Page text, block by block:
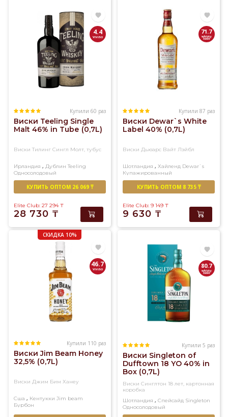
купажированного
превосходного
качества
4.4
Купили 60 раз
Виски Teeling Single
Malt 46% in Tubе (0,7L)
Виски Тилинг Сингл Молт, тубус
Ирландия , Дублин Teeling
Односолодовый
КУПИТЬ ОПТОМ 26 069 ₸
Elite Club: 27 294 ₸
28 730 ₸
71.7
Купили 87 раз
Виски Dewar`s White
Label 40% (0,7L)
Виски Дьюарс Вайт Лэйбл
Шотландия , Хайленд Dewar`s
Купажированный
КУПИТЬ ОПТОМ 8 735 ₸
Elite Club: 9 149 ₸
9 630 ₸
СКИДКА 10%
46.7
Купили 110 раз
Виски Jim Beam Honey
32,5% (0,7L)
Виски Джим Бим Ханеу
Сша , Кентукки Jim beam
Бурбон
80.7
Купили 5 раз
Виски Singleton of
Dufftown 18 YO 40% in
Box (0,7L)
Виски Синглтон 18 лет, картонная
коробка
Шотландия , Спейсайд Singleton
Односолодовый